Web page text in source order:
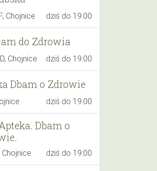
Chojnice dziś do 19:00
do Zdrowia
Chojnice dziś do 19:00
Dbam o Zdrowie
dziś do 19:00
Dbam o
dziś do 19:00